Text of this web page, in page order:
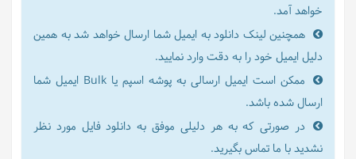
خواهد آمد.
همچنین لینک دانلود به ایمیل شما ارسال خواهد شد به همین
دلیل ایمیل خود را به دقت وارد نمایید.
ممکن است ایمیل ارسالی به پوشه اسپم یا Bulk ایمیل شما
ارسال شده باشد.
در صورتی که به هر دلیلی موفق به دانلود فایل مورد نظر
نشدید با ما تماس بگیرید.